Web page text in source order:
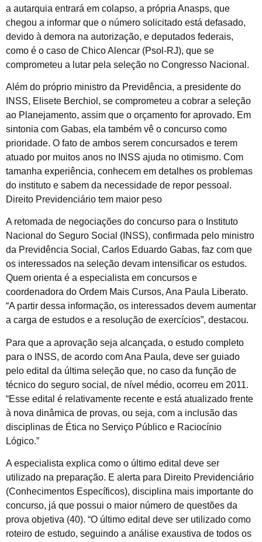
a autarquia entrará em colapso, a própria Anasps, que
chegou a informar que o número solicitado está defasado,
devido à demora na autorização, e deputados federais,
como é o caso de Chico Alencar (Psol-RJ), que se
comprometeu a lutar pela seleção no Congresso Nacional.
Além do próprio ministro da Previdência, a presidente do
INSS, Elisete Berchiol, se comprometeu a cobrar a seleção
ao Planejamento, assim que o orçamento for aprovado. Em
sintonia com Gabas, ela também vê o concurso como
prioridade. O fato de ambos serem concursados e terem
atuado por muitos anos no INSS ajuda no otimismo. Com
tamanha experiência, conhecem em detalhes os problemas
do instituto e sabem da necessidade de repor pessoal.
Direito Previdenciário tem maior peso
A retomada de negociações do concurso para o Instituto
Nacional do Seguro Social (INSS), confirmada pelo ministro
da Previdência Social, Carlos Eduardo Gabas, faz com que
os interessados na seleção devam intensificar os estudos.
Quem orienta é a especialista em concursos e
coordenadora do Ordem Mais Cursos, Ana Paula Liberato.
“A partir dessa informação, os interessados devem aumentar
a carga de estudos e a resolução de exercícios”, destacou.
Para que a aprovação seja alcançada, o estudo completo
para o INSS, de acordo com Ana Paula, deve ser guiado
pelo edital da última seleção que, no caso da função de
técnico do seguro social, de nível médio, ocorreu em 2011.
“Esse edital é relativamente recente e está atualizado frente
à nova dinâmica de provas, ou seja, com a inclusão das
disciplinas de Ética no Serviço Público e Raciocínio
Lógico.”
A especialista explica como o último edital deve ser
utilizado na preparação. E alerta para Direito Previdenciário
(Conhecimentos Específicos), disciplina mais importante do
concurso, já que possui o maior número de questões da
prova objetiva (40). “O último edital deve ser utilizado como
roteiro de estudo, seguindo a análise exaustiva de todos os